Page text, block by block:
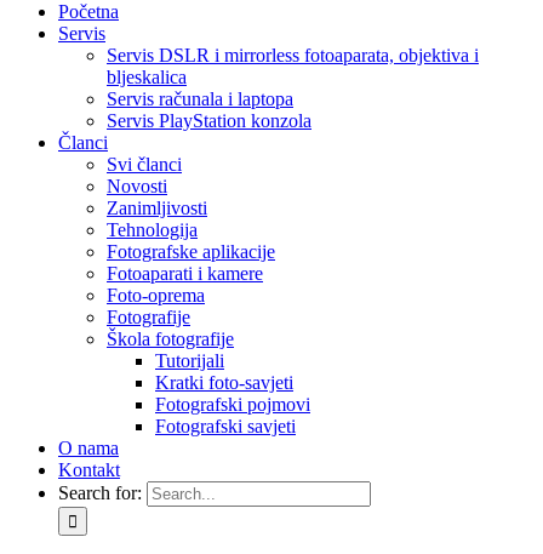
Početna
Servis
Servis DSLR i mirrorless fotoaparata, objektiva i
bljeskalica
Servis računala i laptopa
Servis PlayStation konzola
Članci
Svi članci
Novosti
Zanimljivosti
Tehnologija
Fotografske aplikacije
Fotoaparati i kamere
Foto-oprema
Fotografije
Škola fotografije
Tutorijali
Kratki foto-savjeti
Fotografski pojmovi
Fotografski savjeti
O nama
Kontakt
Search for: